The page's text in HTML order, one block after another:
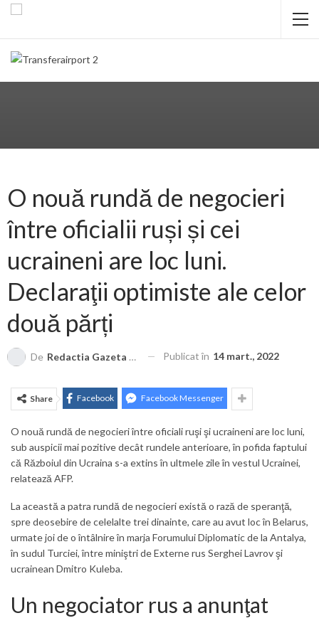
O nouă rundă de negocieri
între oficialii ruși și cei
ucraineni are loc luni.
Declaraţii optimiste ale celor
două părți
De Redactia Gazeta Brașovului Publicat în 14 mart., 2022
Share Facebook Facebook Messenger
O nouă rundă de negocieri între oficiali ruşi şi ucraineni are loc luni,
sub auspicii mai pozitive decât rundele anterioare, în pofida faptului
că Războiul din Ucraina s-a extins în ultmele zile în vestul Ucrainei,
relatează AFP.
La această a patra rundă de negocieri există o rază de speranţă,
spre deosebire de celelalte trei dinainte, care au avut loc în Belarus,
urmate joi de o întâlnire în marja Forumului Diplomatic de la Antalya,
în sudul Turciei, între miniştri de Externe rus Serghei Lavrov şi
ucrainean Dmitro Kuleba.
Un negociator rus a anunţat